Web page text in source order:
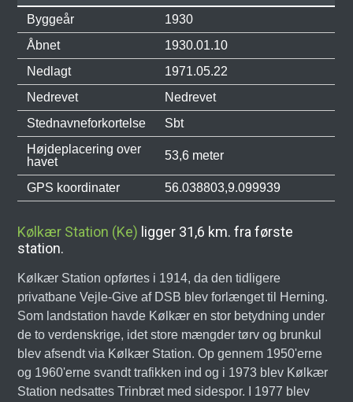
Byggeår
1930
Åbnet
1930.01.10
Nedlagt
1971.05.22
Nedrevet
Nedrevet
Stednavneforkortelse
Sbt
Højdeplacering over
havet
53,6 meter
GPS koordinater 56.038803,9.099939
Kølkær Station (Ke) ligger 31,6 km. fra første
station.
Kølkær Station opførtes i 1914, da den tidligere
privatbane Vejle-Give af DSB blev forlænget til Herning.
Som landstation havde Kølkær en stor betydning under
de to verdenskrige, idet store mængder tørv og brunkul
blev afsendt via Kølkær Station. Op gennem 1950'erne
og 1960'erne svandt trafikken ind og i 1973 blev Kølkær
Station nedsattes Trinbræt med sidespor. I 1977 blev